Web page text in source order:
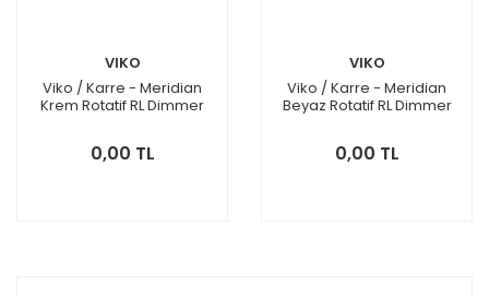
VIKO
Viko / Karre - Meridian
Krem Rotatif RL Dimmer
0,00 TL
VIKO
Viko / Karre - Meridian
Beyaz Rotatif RL Dimmer
0,00 TL